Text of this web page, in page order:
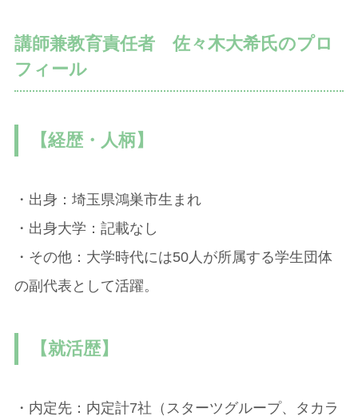
講師兼教育責任者 佐々木大希氏のプロ
フィール
【経歴・人柄】
・出身：埼玉県鴻巣市生まれ
・出身大学：記載なし
・その他：大学時代には50人が所属する学生団体
の副代表として活躍。
【就活歴】
・内定先：内定計7社（スターツグループ、タカラ